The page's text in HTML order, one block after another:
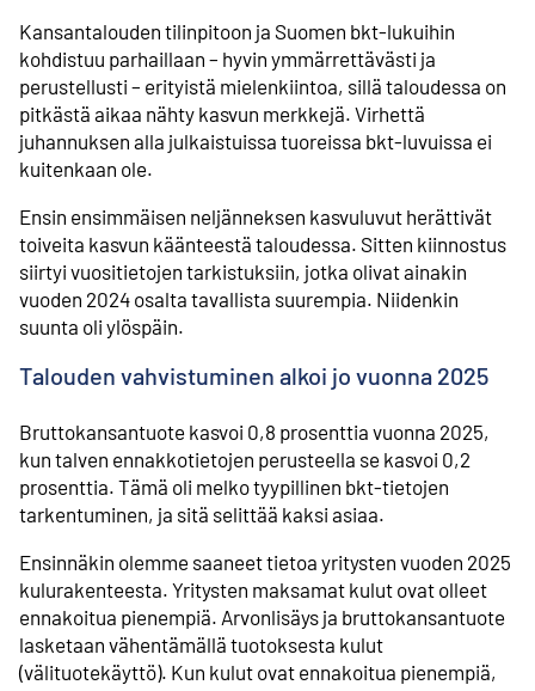
Kansantalouden tilinpitoon ja Suomen bkt-lukuihin
kohdistuu parhaillaan – hyvin ymmärrettävästi ja
perustellusti – erityistä mielenkiintoa, sillä taloudessa on
pitkästä aikaa nähty kasvun merkkejä. Virhettä
juhannuksen alla julkaistuissa tuoreissa bkt-luvuissa ei
kuitenkaan ole.
Ensin ensimmäisen neljänneksen kasvuluvut herättivät
toiveita kasvun käänteestä taloudessa. Sitten kiinnostus
siirtyi vuositietojen tarkistuksiin, jotka olivat ainakin
vuoden 2024 osalta tavallista suurempia. Niidenkin
suunta oli ylöspäin.
Talouden vahvistuminen alkoi jo vuonna 2025
Bruttokansantuote kasvoi 0,8 prosenttia vuonna 2025,
kun talven ennakkotietojen perusteella se kasvoi 0,2
prosenttia. Tämä oli melko tyypillinen bkt-tietojen
tarkentuminen, ja sitä selittää kaksi asiaa.
Ensinnäkin olemme saaneet tietoa yritysten vuoden 2025
kulurakenteesta. Yritysten maksamat kulut ovat olleet
ennakoitua pienempiä. Arvonlisäys ja bruttokansantuote
lasketaan vähentämällä tuotoksesta kulut
(välituotekäyttö). Kun kulut ovat ennakoitua pienempiä,